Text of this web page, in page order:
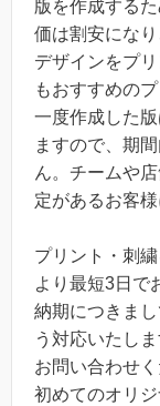
版を作成する
価は割安にな
デザインをプ
もおすすめの
一度作成した
ますので、期
ん。チームや
定があるお客
プリント・刺
より最短3日で
納期につきま
う対応いたし
お問い合わせく
初めてのオリ